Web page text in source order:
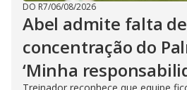
DO R7/06/08/2026
Abel admite falta de
concentração do
‘Minha